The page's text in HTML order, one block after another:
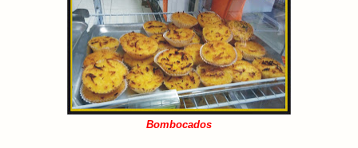
Bombocados